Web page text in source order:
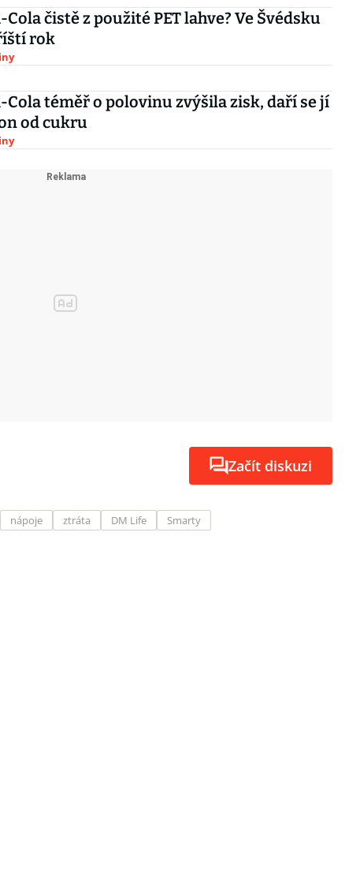
Cola čistě z použité PET lahve? Ve Švédsku
rok
Cola téměř o polovinu zvýšila zisk, daří se jí
od cukru
Začít diskuzi
nápoje ztráta DM Life Smarty